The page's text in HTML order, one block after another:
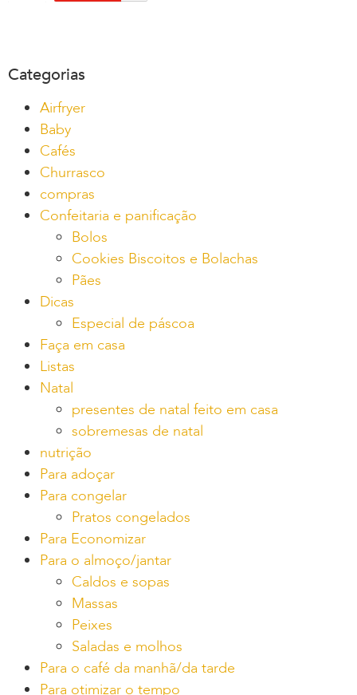
Categorias
Airfryer
Baby
Cafés
Churrasco
compras
Confeitaria e panificação
Bolos
Cookies Biscoitos e Bolachas
Pães
Dicas
Especial de páscoa
Faça em casa
Listas
Natal
presentes de natal feito em casa
sobremesas de natal
nutrição
Para adoçar
Para congelar
Pratos congelados
Para Economizar
Para o almoço/jantar
Caldos e sopas
Massas
Peixes
Saladas e molhos
Para o café da manhã/da tarde
Para otimizar o tempo